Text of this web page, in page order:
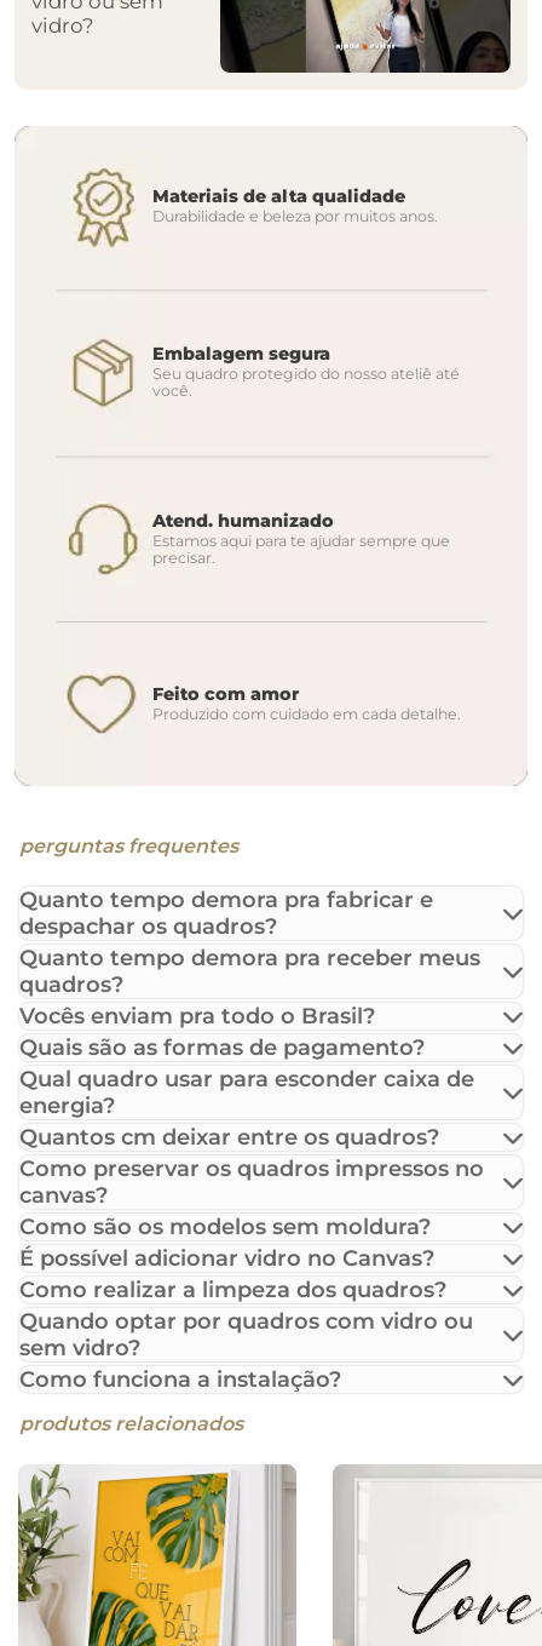
vidro?
Materiais de alta qualidade
Durabilidade e beleza por muitos anos.
Embalagem segura
Seu quadro protegido do nosso ateliê até
você.
Atend. humanizado
Estamos aqui para te ajudar sempre que
precisar.
Feito com amor
Produzido com cuidado em cada detalhe.
perguntas frequentes
Quanto tempo demora pra fabricar e
despachar os quadros?
Quanto tempo demora pra receber meus
quadros?
Vocês enviam pra todo o Brasil?
Quais são as formas de pagamento?
Qual quadro usar para esconder caixa de
energia?
Quantos cm deixar entre os quadros?
Como preservar os quadros impressos no
canvas?
Como são os modelos sem moldura?
É possível adicionar vidro no Canvas?
Como realizar a limpeza dos quadros?
Quando optar por quadros com vidro ou
sem vidro?
Como funciona a instalação?
produtos relacionados